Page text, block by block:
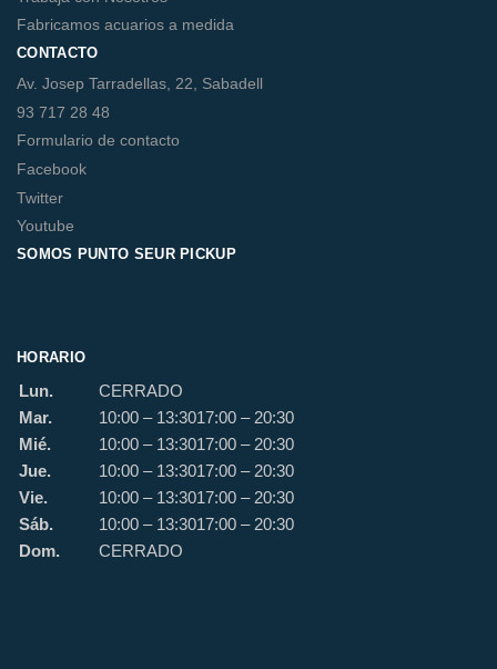
Fabricamos acuarios a medida
CONTACTO
Av. Josep Tarradellas, 22, Sabadell
93 717 28 48
Formulario de contacto
Facebook
Twitter
Youtube
SOMOS PUNTO SEUR PICKUP
HORARIO
Lun.
CERRADO
Mar.
10:00 – 13:3017:00 – 20:30
Mié.
10:00 – 13:3017:00 – 20:30
Jue.
10:00 – 13:3017:00 – 20:30
Vie.
10:00 – 13:3017:00 – 20:30
Sáb.
10:00 – 13:3017:00 – 20:30
Dom.
CERRADO